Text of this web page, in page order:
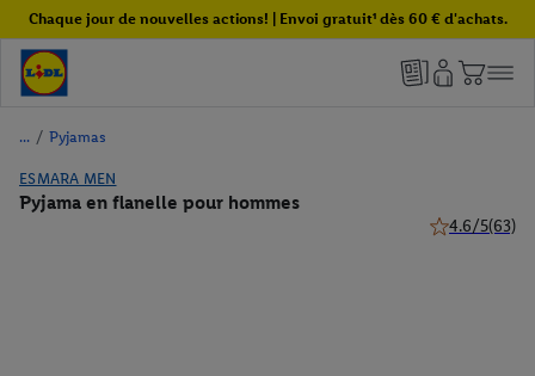
Chaque jour de nouvelles actions! | Envoi gratuit¹ dès 60 € d'achats.
/ Pyjamas
ESMARA MEN
Pyjama en flanelle pour hommes
4.6/5(63)